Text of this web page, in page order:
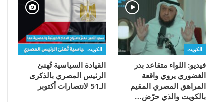
الكويت
فيديو: اللواء متقاعد بدر
الغضوري يروي واقعة
المراهق المصري المقيم
بالكويت والذي حرّض…
الكويت
القيادة السياسية تُهنئ
الرئيس المصري بالذكرى
الـ51 لانتصارات أكتوبر